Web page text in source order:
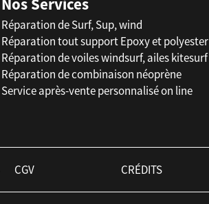
Nos Services
Réparation de Surf, Sup, wind
Réparation tout support Epoxy et polyester
Réparation de voiles windsurf, ailes kitesurf
Réparation de combinaison néoprène
Service après-vente personnalisé on line
CGV CRÉDITS